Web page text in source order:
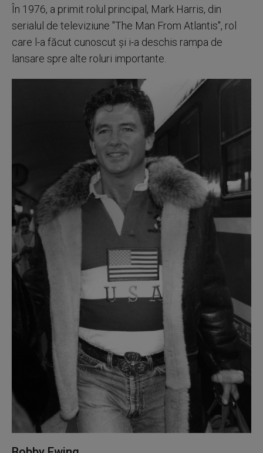
În 1976, a primit rolul principal, Mark Harris, din
serialul de televiziune "The Man From Atlantis", rol
care l-a făcut cunoscut şi i-a deschis rampa de
lansare spre alte roluri importante.